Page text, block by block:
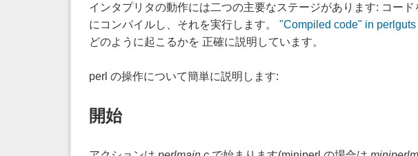
インタプリタの動作には二つの主要なステージがあります: コー
にコンパイルし、それを実行します。 "Compiled code" in perlguts
どのように起こるかを 正確に説明しています。
perl の操作について簡単に説明します:
開始